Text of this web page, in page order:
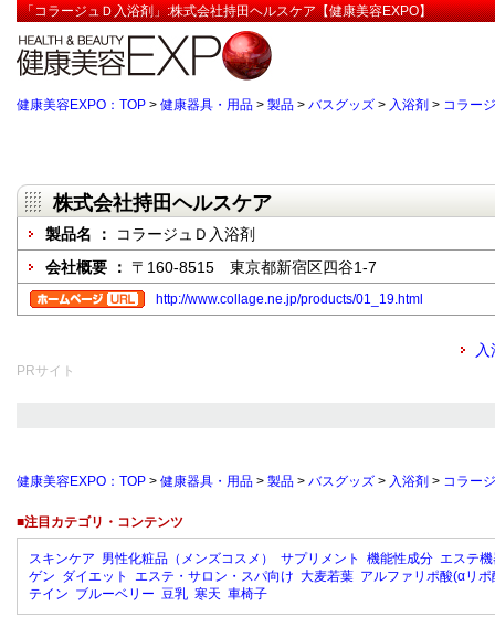
「コラージュＤ入浴剤」:株式会社持田ヘルスケア【健康美容EXPO】
健康美容EXPO：TOP > 健康器具・用品 > 製品 > バスグッズ > 入浴剤 > コラー
株式会社持田ヘルスケア
製品名 ：
コラージュＤ入浴剤
会社概要 ： 〒160-8515 東京都新宿区四谷1-7
http://www.collage.ne.jp/products/01_19.html
PRサイト
健康美容EXPO：TOP > 健康器具・用品 > 製品 > バスグッズ > 入浴剤 > コラー
■注目カテゴリ・コンテンツ
スキンケア 男性化粧品（メンズコスメ） サプリメント 機能性成分 エステ
ゲン ダイエット エステ・サロン・スパ向け 大麦若葉 アルファリポ酸(αリポ
テイン ブルーベリー 豆乳 寒天 車椅子